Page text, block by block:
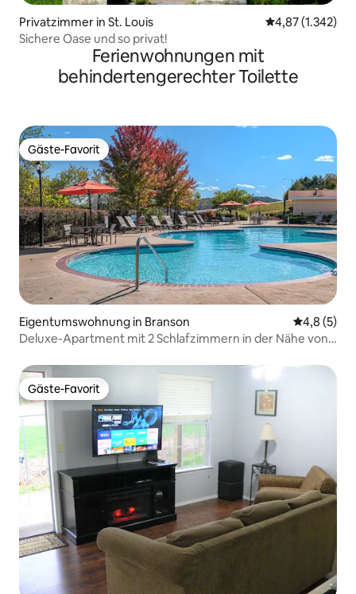
Privatzimmer in St. Louis
4,87 (1.342)
Sichere Oase und so privat!
Ferienwohnungen mit
behindertengerechter Toilette
Gäste-Favorit
Gäste-Favorit
Eigentumswohnung in Branson
4,8 (5)
Deluxe-Apartment mit 2 Schlafzimmern in der Nähe von
Gäste-Favorit
Gäste-Favorit